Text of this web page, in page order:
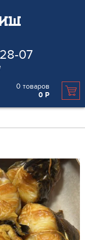
07
0 товаров
0 Р